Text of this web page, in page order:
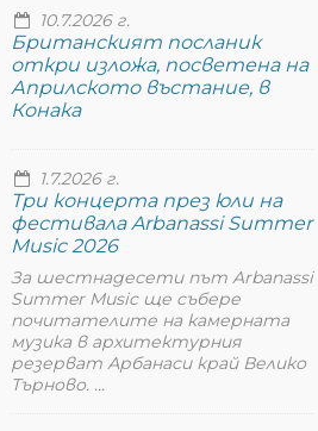
10.7.2026 г.
Британският посланик
откри изложа, посветена на
Априлското въстание, в
Конака
1.7.2026 г.
Три концерта през юли на
фестивала Arbanassi Summer
Music 2026
За шестнадесети път Arbanassi
Summer Music ще събере
почитателите на камерната
музика в архитектурния
резерват Арбанаси край Велико
Търново. ...